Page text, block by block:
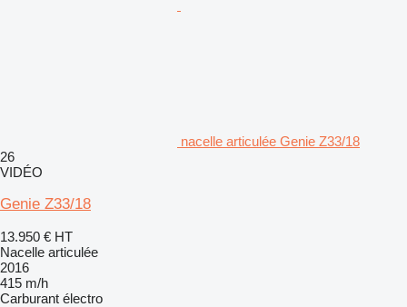
nacelle articulée Genie Z33/18
26
VIDÉO
Genie Z33/18
13.950 € HT
Nacelle articulée
2016
415 m/h
Carburant électro